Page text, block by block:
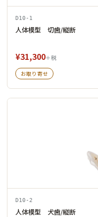
D10-1
人体模型 切歯/縦断
¥31,300＋税
お取り寄せ
D10-2
人体模型 犬歯/縦断